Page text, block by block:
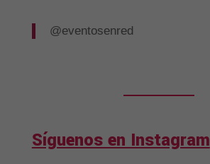
@eventosenred
Síguenos en Instagram